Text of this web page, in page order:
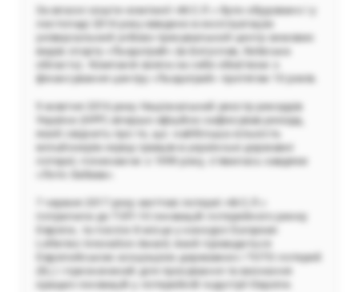
За власні кошти компанії «М.С.Л.» було збудовано і у
листопаді 2014 року введено в експлуатацію
універсальний учбово-тренувальний центр зимових
видів спорту «Льодограй» (м.Богуслав, Київська
область). Компанія взяла на себе обов’язки з
фінансування центру «Льодограй» протягом 10 років.
9 жовтня 2016 року Національний реєстр рекордів
України (НРР) вперше офіційно зафіксував рекорд,
який свідчить про те, що найбільша кількість
мільйонерів серед гравців в українські державні
лотереї, починаючи з 1999 року, з’явилась завдяки
«Лото-Забава».
7 червня 2017 року миттєві лотереї «М.С.Л.»
потрапили до ТОП-10 інновацій лотерейного ринку
Європи, та посіли 8 місце у конкурсі European
Lotteries Innovation Award, який проводиться
Європейською асоціацією державних і ТОТО лотерей
(EL) і призначений для просування та визнання
кращих інновацій у лотерейній індустрії Європи.